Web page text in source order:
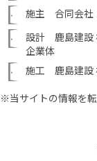
施主 合同会社
設計 鹿島建設
企業体
施工 鹿島建設
※当サイトの情報を転